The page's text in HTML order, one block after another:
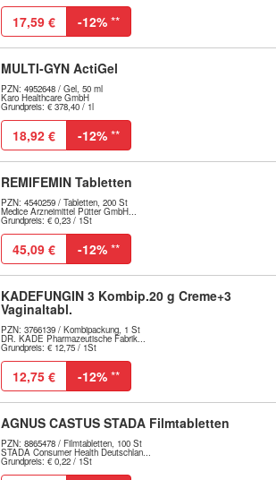
17,59 € -12% **
MULTI-GYN ActiGel
PZN: 4952648 / Gel, 50 ml
Karo Healthcare GmbH
Grundpreis: € 378,40 / 1l
18,92 € -12% **
REMIFEMIN Tabletten
PZN: 4540259 / Tabletten, 200 St
Medice Arzneimittel Pütter GmbH...
Grundpreis: € 0,23 / 1St
45,09 € -12% **
KADEFUNGIN 3 Kombip.20 g Creme+3
Vaginaltabl.
PZN: 3766139 / Kombipackung, 1 St
DR. KADE Pharmazeutische Fabrik...
Grundpreis: € 12,75 / 1St
12,75 € -12% **
AGNUS CASTUS STADA Filmtabletten
PZN: 8865478 / Filmtabletten, 100 St
STADA Consumer Health Deutschlan...
Grundpreis: € 0,22 / 1St